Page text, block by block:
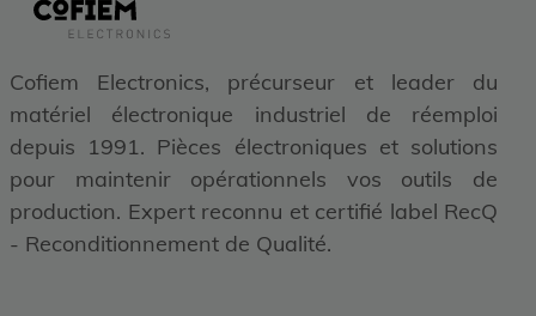
Cofiem Electronics, précurseur et leader du
matériel électronique industriel de réemploi
depuis 1991. Pièces électroniques et solutions
pour maintenir opérationnels vos outils de
production. Expert reconnu et certifié label RecQ
- Reconditionnement de Qualité.